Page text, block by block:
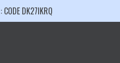
DK27IKRQ